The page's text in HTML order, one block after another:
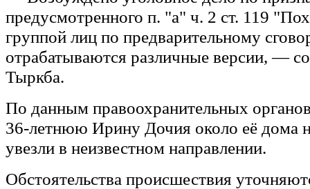
предусмотренного п. "а" ч. 2 ст. 119
группой лиц по предварительному
отрабатываются различные версии, —
Тыркба.
По данным правоохранительных
36-летнюю Ирину Дочия около её дома
увезли в неизвестном направлении.
Обстоятельства происшествия